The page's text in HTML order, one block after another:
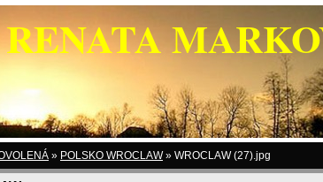
» POLSKO WROCLAW» WROCLAW (27).jpg